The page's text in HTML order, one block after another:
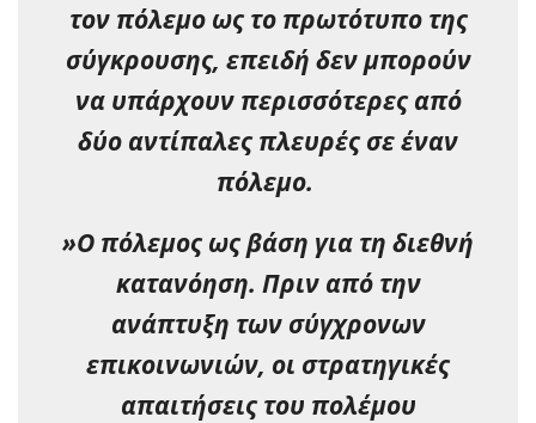
τον πόλεμο ως το πρωτότυπο της
σύγκρουσης, επειδή δεν μπορούν
να υπάρχουν περισσότερες από
δύο αντίπαλες πλευρές σε έναν
πόλεμο.
»Ο πόλεμος ως βάση για τη διεθνή
κατανόηση. Πριν από την
ανάπτυξη των σύγχρονων
επικοινωνιών, οι στρατηγικές
απαιτήσεις του πολέμου